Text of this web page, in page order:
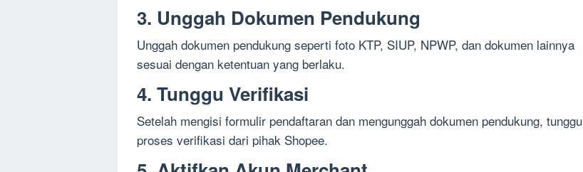
3. Unggah Dokumen Pendukung
Unggah dokumen pendukung seperti foto KTP, SIUP, NPWP, dan dokumen lainnya
sesuai dengan ketentuan yang berlaku.
4. Tunggu Verifikasi
Setelah mengisi formulir pendaftaran dan mengunggah dokumen pendukung, tunggu
proses verifikasi dari pihak Shopee.